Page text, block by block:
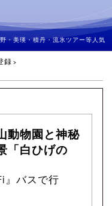
・美瑛・積丹・流氷ツアー等人気
録
動物園と神秘
「白ひげの
』バスで行